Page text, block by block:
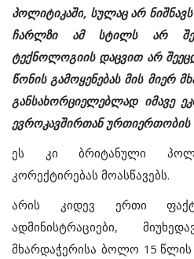
პოლიტიკაში, სულაც არ ნიშნავს
ჩარლზი
ამ სტილს არ
ტექნოლოგიის დაცვით არ
წონის გამოყენებას მის მიერ
განსახორციელებლად იმავე
ევროკავშირთან ურთიერთობის
ეს
კი ბრიტანული
კორექტირებას მოასწავებს.
არის
კიდევ ერთი
ადმინისტრაციები,
მხარდაჭერისა ბოლო 15 წლის